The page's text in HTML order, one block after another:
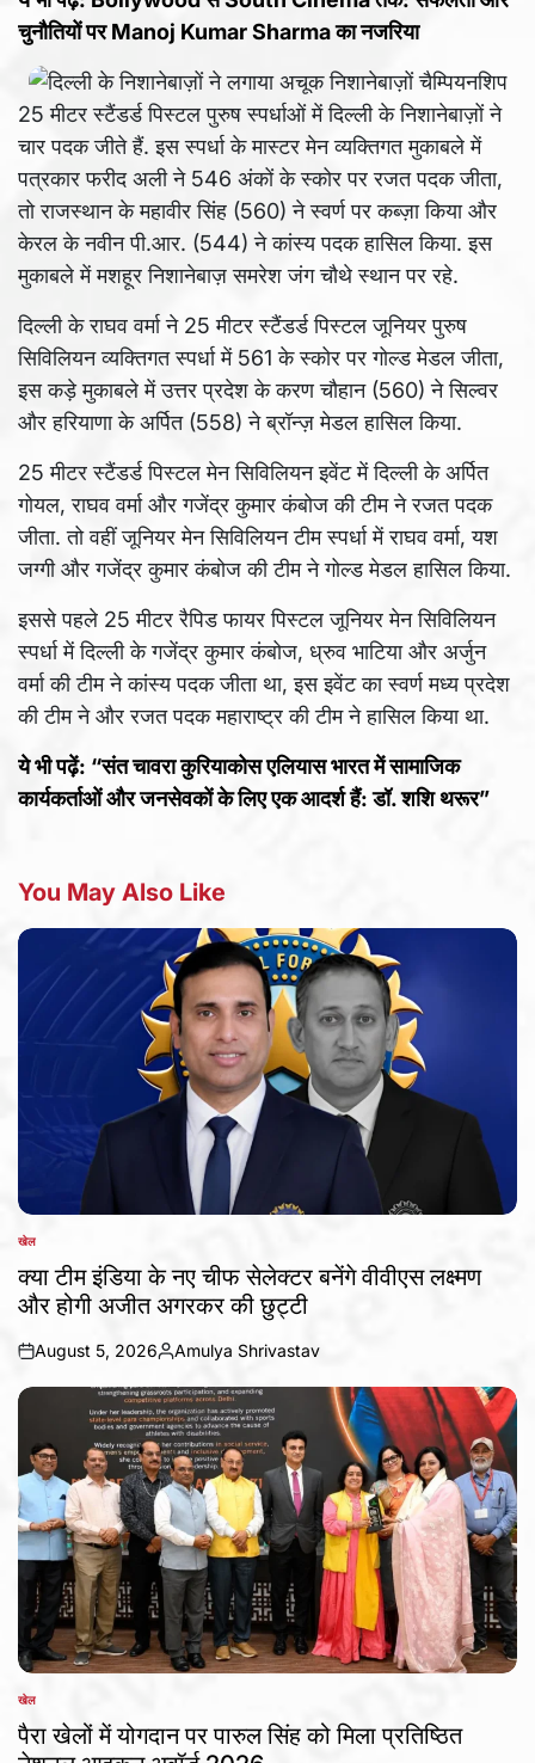
चुनौतियों पर Manoj Kumar Sharma का नजरिया
25 मीटर स्टैंडर्ड पिस्टल पुरुष स्पर्धाओं में दिल्ली के निशानेबाज़ों ने
चार पदक जीते हैं. इस स्पर्धा के मास्टर मेन व्यक्तिगत मुकाबले में
पत्रकार फरीद अली ने 546 अंकों के स्कोर पर रजत पदक जीता,
तो राजस्थान के महावीर सिंह (560) ने स्वर्ण पर कब्ज़ा किया और
केरल के नवीन पी.आर. (544) ने कांस्य पदक हासिल किया. इस
मुकाबले में मशहूर निशानेबाज़ समरेश जंग चौथे स्थान पर रहे.
दिल्ली के राघव वर्मा ने 25 मीटर स्टैंडर्ड पिस्टल जूनियर पुरुष
सिविलियन व्यक्तिगत स्पर्धा में 561 के स्कोर पर गोल्ड मेडल जीता,
इस कड़े मुकाबले में उत्तर प्रदेश के करण चौहान (560) ने सिल्वर
और हरियाणा के अर्पित (558) ने ब्रॉन्ज़ मेडल हासिल किया.
25 मीटर स्टैंडर्ड पिस्टल मेन सिविलियन इवेंट में दिल्ली के अर्पित
गोयल, राघव वर्मा और गजेंद्र कुमार कंबोज की टीम ने रजत पदक
जीता. तो वहीं जूनियर मेन सिविलियन टीम स्पर्धा में राघव वर्मा, यश
जग्गी और गजेंद्र कुमार कंबोज की टीम ने गोल्ड मेडल हासिल किया.
इससे पहले 25 मीटर रैपिड फायर पिस्टल जूनियर मेन सिविलियन
स्पर्धा में दिल्ली के गजेंद्र कुमार कंबोज, ध्रुव भाटिया और अर्जुन
वर्मा की टीम ने कांस्य पदक जीता था, इस इवेंट का स्वर्ण मध्य प्रदेश
की टीम ने और रजत पदक महाराष्ट्र की टीम ने हासिल किया था.
ये भी पढ़ें: “संत चावरा कुरियाकोस एलियास भारत में सामाजिक
कार्यकर्ताओं और जनसेवकों के लिए एक आदर्श हैं: डॉ. शशि थरूर”
You May Also Like
POSTED
IN
खेल
क्या टीम इंडिया के नए चीफ सेलेक्टर बनेंगे वीवीएस लक्ष्मण
और होगी अजीत अगरकर की छुट्टी
on
August 5, 2026
Posted
by
Amulya Shrivastav
POSTED
IN
खेल
पैरा खेलों में योगदान पर पारुल सिंह को मिला प्रतिष्ठित